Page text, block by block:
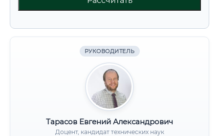
РУКОВОДИТЕЛЬ
Тарасов Евгений Александрович
Доцент, кандидат технических наук